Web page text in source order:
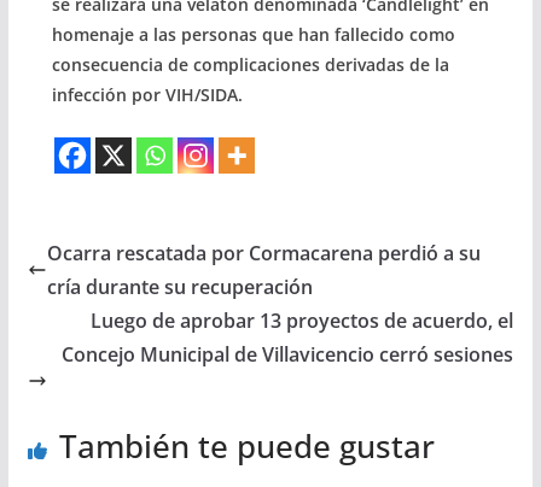
homenaje a las personas que han fallecido como
consecuencia de complicaciones derivadas de la
infección por VIH/SIDA.
Ocarra rescatada por Cormacarena perdió a su
cría durante su recuperación
Luego de aprobar 13 proyectos de acuerdo, el
Concejo Municipal de Villavicencio cerró sesiones
También te puede gustar